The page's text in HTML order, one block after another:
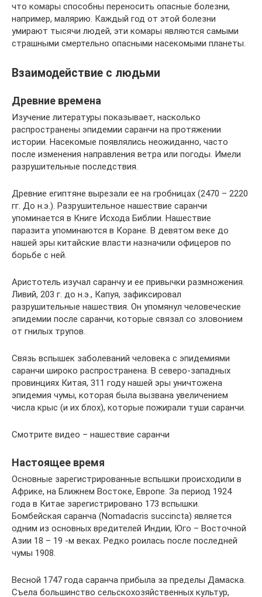
что комары способны переносить опасные болезни,
например, малярию. Каждый год от этой болезни
умирают тысячи людей, эти комары являются самыми
страшными смертельно опасными насекомыми планеты.
Взаимодействие с людьми
Древние времена
Изучение литературы показывает, насколько
распространены эпидемии саранчи на протяжении
истории. Насекомые появлялись неожиданно, часто
после изменения направления ветра или погоды. Имели
разрушительные последствия.
Древние египтяне вырезали ее на гробницах (2470 – 2220
гг. До н.э.). Разрушительное нашествие саранчи
упоминается в Книге Исхода Библии. Нашествие
паразита упоминаются в Коране. В девятом веке до
нашей эры китайские власти назначили офицеров по
борьбе с ней.
Аристотель изучал саранчу и ее привычки размножения.
Ливий, 203 г. до н.э., Капуя, зафиксировал
разрушительные нашествия. Он упомянул человеческие
эпидемии после саранчи, которые связал со зловонием
от гнилых трупов.
Связь вспышек заболеваний человека с эпидемиями
саранчи широко распространена. В северо-западных
провинциях Китая, 311 году нашей эры уничтожена
эпидемия чумы, которая была вызвана увеличением
числа крыс (и их блох), которые пожирали туши саранчи.
Смотрите видео – нашествие саранчи
Настоящее время
Основные зарегистрированные вспышки происходили в
Африке, на Ближнем Востоке, Европе. За период 1924
года в Китае зарегистрировано 173 вспышки.
Бомбейская саранча (Nomadacris succincta) является
одним из основных вредителей Индии, Юго – Восточной
Азии 18 – 19 -м веках. Редко роилась после последней
чумы 1908.
Весной 1747 года саранча прибыла за пределы Дамаска.
Съела большинство сельскохозяйственных культур,